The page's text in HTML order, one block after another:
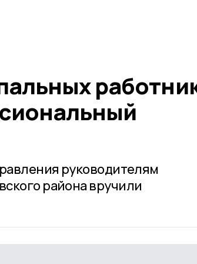
руководителям
района вручили